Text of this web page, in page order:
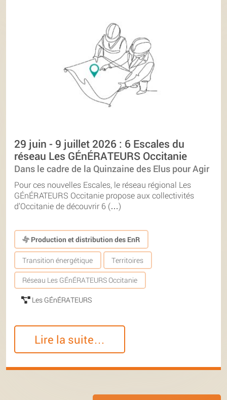
29 juin - 9 juillet 2026 : 6 Escales du
réseau Les GÉnÉRATEURS Occitanie
Dans le cadre de la Quinzaine des Elus pour Agir
Pour ces nouvelles Escales, le réseau régional Les
GÉnÉRATEURS Occitanie propose aux collectivités
d’Occitanie de découvrir 6 (…)
Production et distribution des EnR
Transition énergétique Territoires
Réseau Les GÉnÉRATEURS Occitanie
Les GÉnÉRATEURS
Lire la suite…